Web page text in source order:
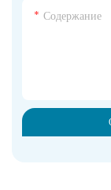
Содержание